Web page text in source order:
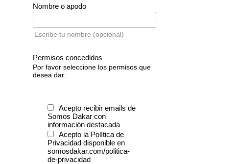
Nombre o apodo
Escribe tu nombre (opcional)
Permisos concedidos
Por favor seleccione los permisos que
desea dar:
Acepto recibir emails de
Somos Dakar con
información destacada
Acepto la Política de
Privacidad disponible en
somosdakar.com/politica-
de-privacidad